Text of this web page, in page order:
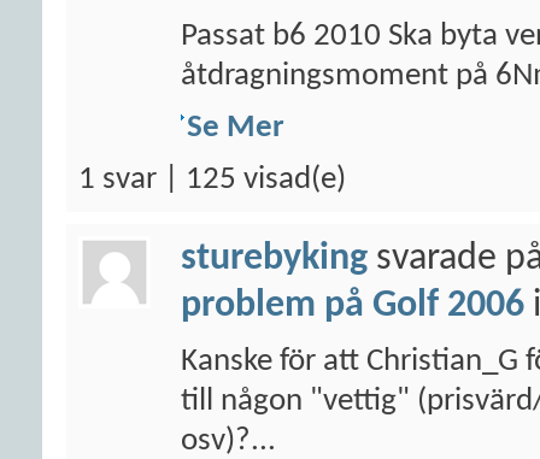
Passat b6 2010 Ska byta
åtdragningsmoment på
Se Mer
1 svar | 125 visad(e)
sturebyking svarade
problem på Golf 2006
Kanske för att Christian_G
till någon "vettig"
osv)?...